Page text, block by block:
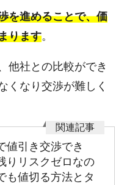
を進めることで、価
ります。
他社との比較ができ
くなり交渉が難しく
値引き交渉でき
りリスクゼロなの
も値切る方法とタ